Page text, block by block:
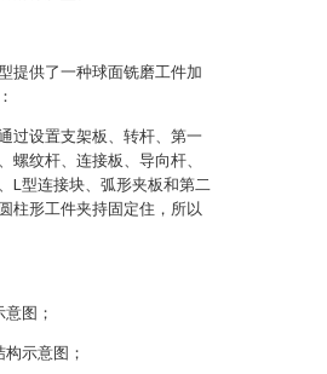
提供了一种球面铣磨工件加
过设置支架板、转杆、第一
螺纹杆、连接板、导向杆、
L型连接块、弧形夹板和第二
柱形工件夹持固定住，所以
图；
示意图；